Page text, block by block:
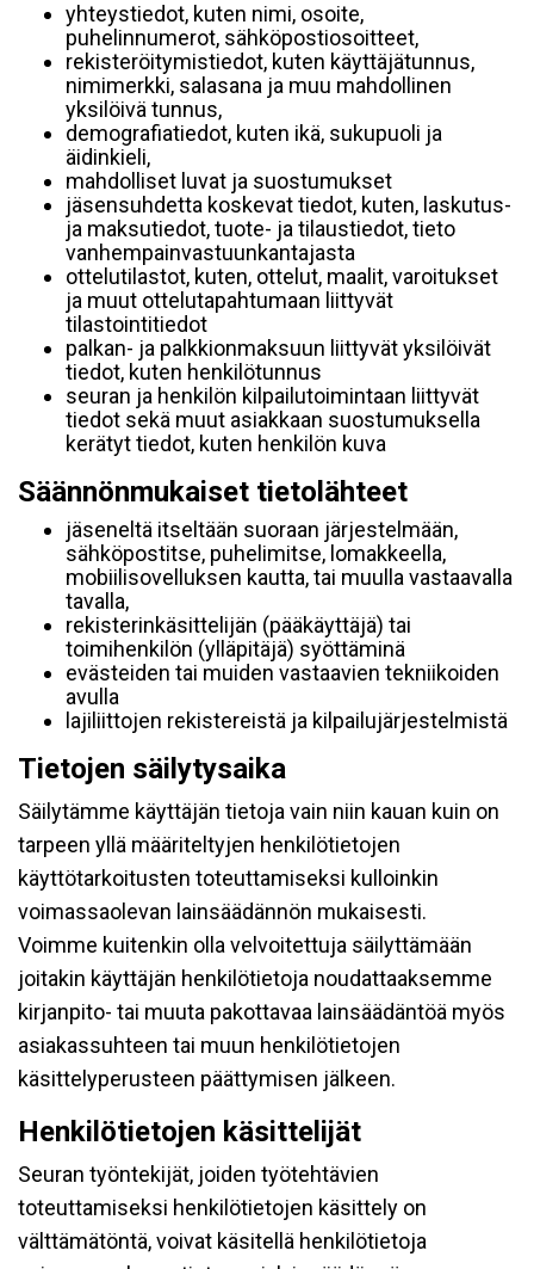
yhteystiedot, kuten nimi, osoite,
puhelinnumerot, sähköpostiosoitteet,
rekisteröitymistiedot, kuten käyttäjätunnus,
nimimerkki, salasana ja muu mahdollinen
yksilöivä tunnus,
demografiatiedot, kuten ikä, sukupuoli ja
äidinkieli,
mahdolliset luvat ja suostumukset
jäsensuhdetta koskevat tiedot, kuten, laskutus-
ja maksutiedot, tuote- ja tilaustiedot, tieto
vanhempainvastuunkantajasta
ottelutilastot, kuten, ottelut, maalit, varoitukset
ja muut ottelutapahtumaan liittyvät
tilastointitiedot
palkan- ja palkkionmaksuun liittyvät yksilöivät
tiedot, kuten henkilötunnus
seuran ja henkilön kilpailutoimintaan liittyvät
tiedot sekä muut asiakkaan suostumuksella
kerätyt tiedot, kuten henkilön kuva
Säännönmukaiset tietolähteet
jäseneltä itseltään suoraan järjestelmään,
sähköpostitse, puhelimitse, lomakkeella,
mobiilisovelluksen kautta, tai muulla vastaavalla
tavalla,
rekisterinkäsittelijän (pääkäyttäjä) tai
toimihenkilön (ylläpitäjä) syöttäminä
evästeiden tai muiden vastaavien tekniikoiden
avulla
lajiliittojen rekistereistä ja kilpailujärjestelmistä
Tietojen säilytysaika
Säilytämme käyttäjän tietoja vain niin kauan kuin on
tarpeen yllä määriteltyjen henkilötietojen
käyttötarkoitusten toteuttamiseksi kulloinkin
voimassaolevan lainsäädännön mukaisesti.
Voimme kuitenkin olla velvoitettuja säilyttämään
joitakin käyttäjän henkilötietoja noudattaaksemme
kirjanpito- tai muuta pakottavaa lainsäädäntöä myös
asiakassuhteen tai muun henkilötietojen
käsittelyperusteen päättymisen jälkeen.
Henkilötietojen käsittelijät
Seuran työntekijät, joiden työtehtävien
toteuttamiseksi henkilötietojen käsittely on
välttämätöntä, voivat käsitellä henkilötietoja